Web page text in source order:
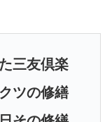
三友倶楽
ツの修繕